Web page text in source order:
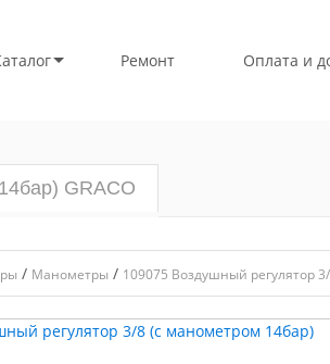
Ремонт Оплата и
GRACO
/ Манометры / 109075 Воздушный регулятор